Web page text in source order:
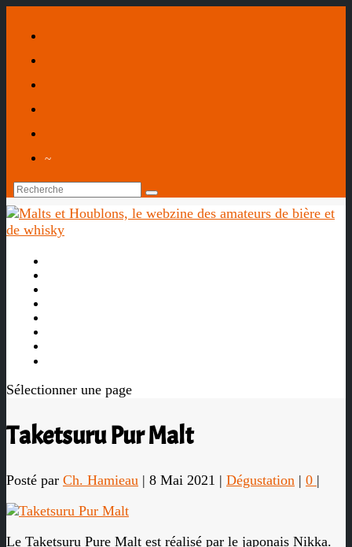
~
Sélectionner une page
Taketsuru Pur Malt
Posté par Ch. Hamieau | 8 Mai 2021 | Dégustation | 0 |
Le Taketsuru Pure Malt est réalisé par le japonais Nikka.